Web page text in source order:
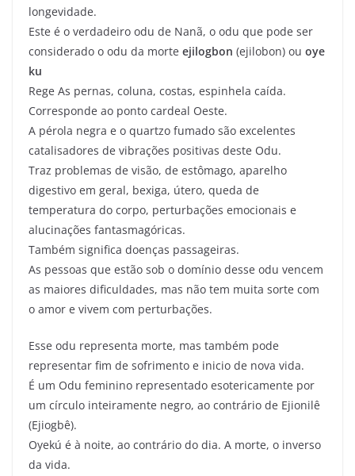
longevidade.
Este é o verdadeiro odu de Nanã, o odu que pode ser
considerado o odu da morte ejilogbon (ejilobon) ou oye
ku
Rege As pernas, coluna, costas, espinhela caída.
Corresponde ao ponto cardeal Oeste.
A pérola negra e o quartzo fumado são excelentes
catalisadores de vibrações positivas deste Odu.
Traz problemas de visão, de estômago, aparelho
digestivo em geral, bexiga, útero, queda de
temperatura do corpo, perturbações emocionais e
alucinações fantasmagóricas.
Também significa doenças passageiras.
As pessoas que estão sob o domínio desse odu vencem
as maiores dificuldades, mas não tem muita sorte com
o amor e vivem com perturbações.
Esse odu representa morte, mas também pode
representar fim de sofrimento e inicio de nova vida.
É um Odu feminino representado esotericamente por
um círculo inteiramente negro, ao contrário de Ejionilê
(Ejiogbê).
Oyekú é à noite, ao contrário do dia. A morte, o inverso
da vida.